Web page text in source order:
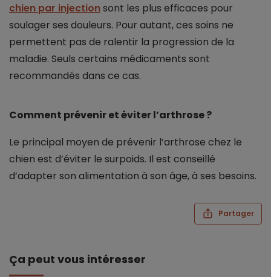
chien par injectionsont les plus efficaces pour
soulager ses douleurs. Pour autant, ces soins ne
permettent pas de ralentir la progression de la
maladie. Seuls certains médicaments sont
recommandés dans ce cas.
Comment prévenir et éviter l’arthrose ?
Le principal moyen de prévenir l’arthrose chez le
chien est d’éviter le surpoids. Il est conseillé
d’adapter son alimentation à son âge, à ses besoins.
Partager
Ça peut vous intéresser